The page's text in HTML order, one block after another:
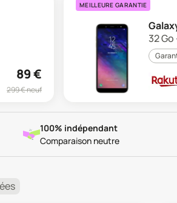
89€
299€ neuf
MEILLEURE GARANTIE
32
100% indépendant
Comparaison neutre
s